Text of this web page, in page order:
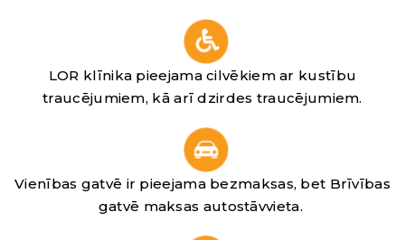
LOR klīnika pieejama cilvēkiem ar kustību
traucējumiem, kā arī dzirdes traucējumiem.
Vienības gatvē ir pieejama bezmaksas, bet Brīvības
gatvē maksas autostāvvieta.